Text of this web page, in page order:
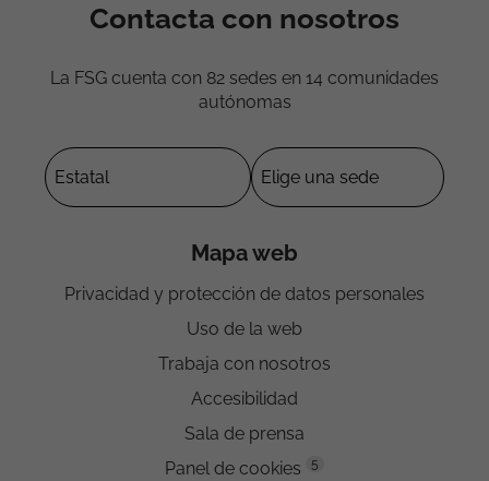
Contacta con nosotros
La FSG cuenta con 82 sedes en 14 comunidades
autónomas
Mapa web
Privacidad y protección de datos personales
Uso de la web
Trabaja con nosotros
Accesibilidad
Sala de prensa
Panel de cookies
5